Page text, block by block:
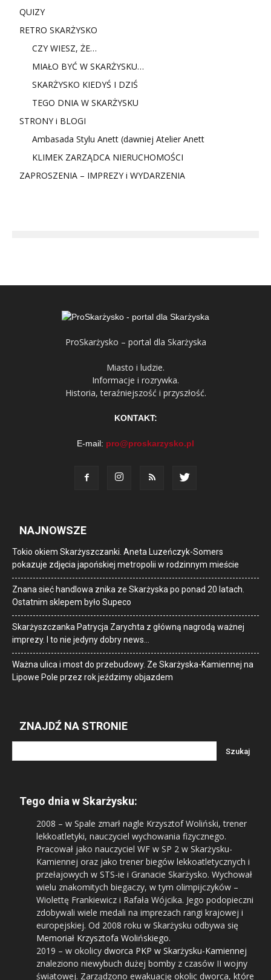
QUIZY
RETRO SKARŻYSKO
CZY WIESZ, ŻE…
MIAŁO BYĆ W SKARŻYSKU…
SKARŻYSKO KIEDYŚ I DZIŚ
TEGO DNIA W SKARŻYSKU
STRONY i BLOGI
Ambasada Stylu Anett (dawniej Atelier Anett
KLIMEK ZARZĄDCA NIERUCHOMOŚCI
ZAPROSZENIA – IMPREZY i WYDARZENIA
ProSkarżysko – portal dla Skarżyska
Miasto i ludzie.
Informacje i rozrywka.
Historia, teraźniejszość i przyszłość.
KONTAKT:
E-mail: pro@proskarzysko.pl
NAJNOWSZE
Tokio okiem Skarżyszczanki. Aneta Luzeńczyk-Somers
pokazuje zdjęcia japońskiej metropolii w rodzinnym mieście
Znana sieć handlowa znika ze Skarżyska po ponad 20 latach.
Ostatnim sklepem było Supeco
Skarżyszczanka Patrycja Zarychta z główną nagrodą ważnej
imprezy. I to nie jedyny dobry news…
Ważna ulica i most do przebudowy. Ze Skarżyska-Kamiennej na
Lipowe Pole przez rok jeździmy objazdem
ZNAJDŹ NA STRONIE
Tego dnia w Skarżysku:
2008 – w Spale zmarł nagle Krzysztof Woliński, trener
lekkoatletyki, nauczyciel wychowania fizycznego.
Pracował jako nauczyciel WF w SP 2 w Skarżysku-
Kamiennej oraz jako trener biegów lekkoatletycznych i
przełajowych w STS-ie i Granacie Skarżysko. Wychował
wielu znakomitych biegaczy, w tym olimpijczyków –
Wiolettę Frankiewicz i Rafała Wójcika. Jego podopieczni
zdobywali wiele medali na imprezach rangi krajowej i
europejskiej. Od 2008 roku w Skarżysku odbywa się
Memoriał Krzysztofa Wolińskiego.
2019 – w okolicy dworca PKP w Skarżysku-Kamiennej
znaleziono niewybuch dużej bomby z czasów II wojny
światowej. Zarządzono ewakuację okolic dworca, które